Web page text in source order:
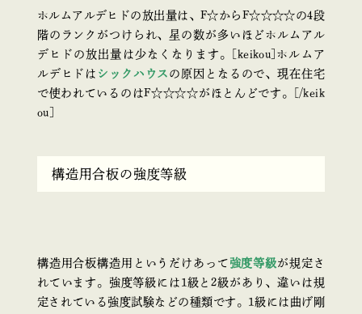
ホルムアルデヒドの放出量は、F☆からF☆☆☆☆の4段
階のランクがつけられ、星の数が多いほどホルムアル
デヒドの放出量は少なくなります。[keikou]ホルムア
ルデヒドは シックハウス の原因となるので、現在住宅
で使われているのはF☆☆☆☆がほとんどです。[/keik
ou]
構造用合板の強度等級
構造用合板構造用というだけあって 強度等級が規定さ
れています。強度等級には1級と2級があり、違いは規
定されている強度試験などの種類です。1級には曲げ剛